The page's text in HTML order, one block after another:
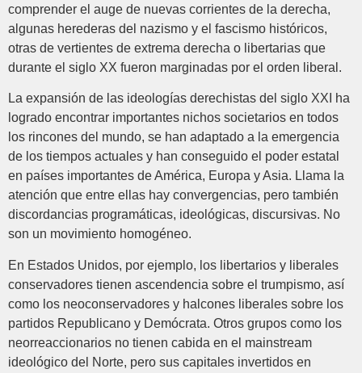
comprender el auge de nuevas corrientes de la derecha,
algunas herederas del nazismo y el fascismo históricos,
otras de vertientes de extrema derecha o libertarias que
durante el siglo XX fueron marginadas por el orden liberal.
La expansión de las ideologías derechistas del siglo XXI ha
logrado encontrar importantes nichos societarios en todos
los rincones del mundo, se han adaptado a la emergencia
de los tiempos actuales y han conseguido el poder estatal
en países importantes de América, Europa y Asia. Llama la
atención que entre ellas hay convergencias, pero también
discordancias programáticas, ideológicas, discursivas. No
son un movimiento homogéneo.
En Estados Unidos, por ejemplo, los libertarios y liberales
conservadores tienen ascendencia sobre el trumpismo, así
como los neoconservadores y halcones liberales sobre los
partidos Republicano y Demócrata. Otros grupos como los
neorreaccionarios no tienen cabida en el mainstream
ideológico del Norte, pero sus capitales invertidos en